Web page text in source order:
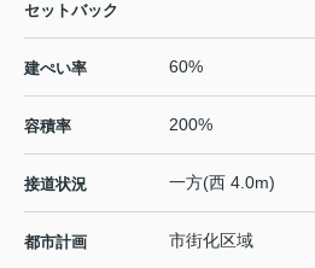
セットバック
建ぺい率 60%
容積率 200%
接道状況 一方(西 4.0m)
都市計画 市街化区域